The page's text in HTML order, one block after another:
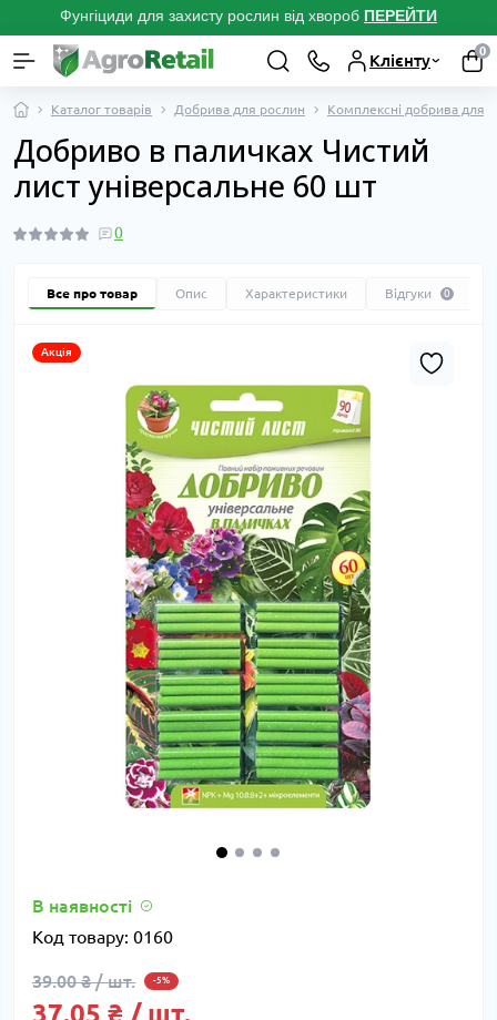
Фунгіциди для захисту рослин від хвороб ПЕРЕЙТИ
Клієнту
0
Каталог товарів Добрива для рослин Комплексні добрива для
Добриво в паличках Чистий
лист універсальне 60 шт
0
Все про товар Опис Характеристики Відгуки 0
Акція
В наявності
Код товару: 0160
39.00 ₴ / шт. -5%
37.05 ₴ / шт.